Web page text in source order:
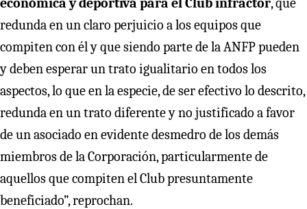
redunda en un claro perjuicio a los equipos que
compiten con él y que siendo parte de la ANFP pueden
y deben esperar un trato igualitario en todos los
aspectos, lo que en la especie, de ser efectivo lo descrito,
redunda en un trato diferente y no justificado a favor
de un asociado en evidente desmedro de los demás
miembros de la Corporación, particularmente de
aquellos que compiten el Club presuntamente
beneficiado”, reprochan.